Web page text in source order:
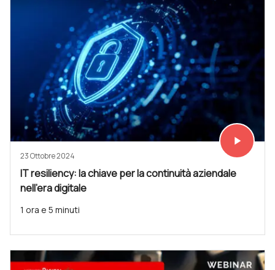
Vedi subito
play_arrow
23 Ottobre 2024
IT resiliency: la chiave per la continuità aziendale
nell'era digitale
1 ora e 5 minuti